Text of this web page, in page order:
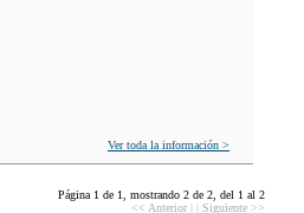
Ver toda la información >
Página 1 de 1, mostrando 2 de 2, del 1 al 2
<< Anterior
Siguiente >>